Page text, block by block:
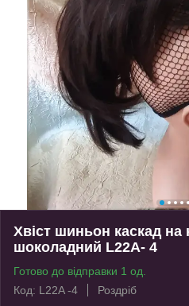
Хвіст шиньон каскад на
шоколадний L22A- 4
Готово до відправки 1 од.
Код: L22A -4
Роздріб